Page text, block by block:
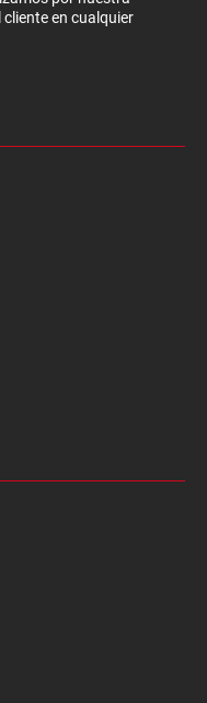
en cualquier